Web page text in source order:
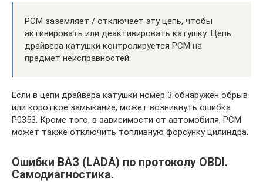
PCM заземляет / отключает эту цепь, чтобы
активировать или деактивировать катушку. Цепь
драйвера катушки контролируется PCM на
предмет неисправностей.
Если в цепи драйвера катушки номер 3 обнаружен обрыв
или короткое замыкание, может возникнуть ошибка
P0353. Кроме того, в зависимости от автомобиля, PCM
может также отключить топливную форсунку цилиндра.
Ошибки ВАЗ (LADA) по протоколу OBDI.
Самодиагностика.